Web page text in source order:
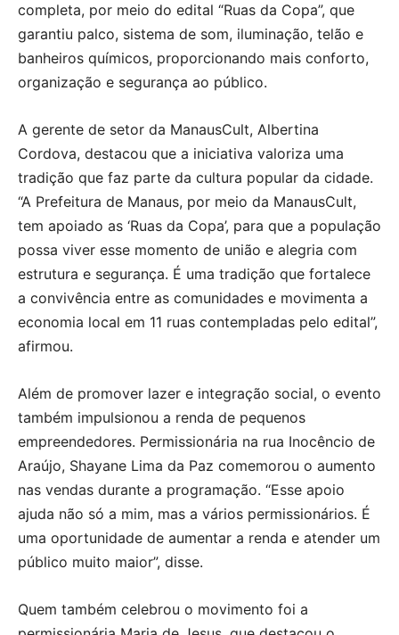
completa, por meio do edital “Ruas da Copa”, que
garantiu palco, sistema de som, iluminação, telão e
banheiros químicos, proporcionando mais conforto,
organização e segurança ao público.
A gerente de setor da ManausCult, Albertina
Cordova, destacou que a iniciativa valoriza uma
tradição que faz parte da cultura popular da cidade.
“A Prefeitura de Manaus, por meio da ManausCult,
tem apoiado as ‘Ruas da Copa’, para que a população
possa viver esse momento de união e alegria com
estrutura e segurança. É uma tradição que fortalece
a convivência entre as comunidades e movimenta a
economia local em 11 ruas contempladas pelo edital”,
afirmou.
Além de promover lazer e integração social, o evento
também impulsionou a renda de pequenos
empreendedores. Permissionária na rua Inocêncio de
Araújo, Shayane Lima da Paz comemorou o aumento
nas vendas durante a programação. “Esse apoio
ajuda não só a mim, mas a vários permissionários. É
uma oportunidade de aumentar a renda e atender um
público muito maior”, disse.
Quem também celebrou o movimento foi a